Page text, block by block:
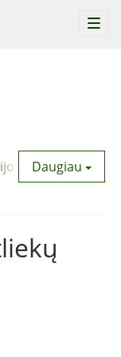
Daugiau